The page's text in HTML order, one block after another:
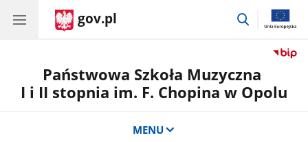
gov.pl
przejdź
Państwowa Szkoła Muzyczna
I i II stopnia im. F. Chopina w Opolu
MENU